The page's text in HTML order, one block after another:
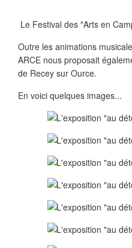
Le Festival des "Arts en
Outre les animations
ARCE nous proposait
de Recey sur Ource.
En voici quelques images...